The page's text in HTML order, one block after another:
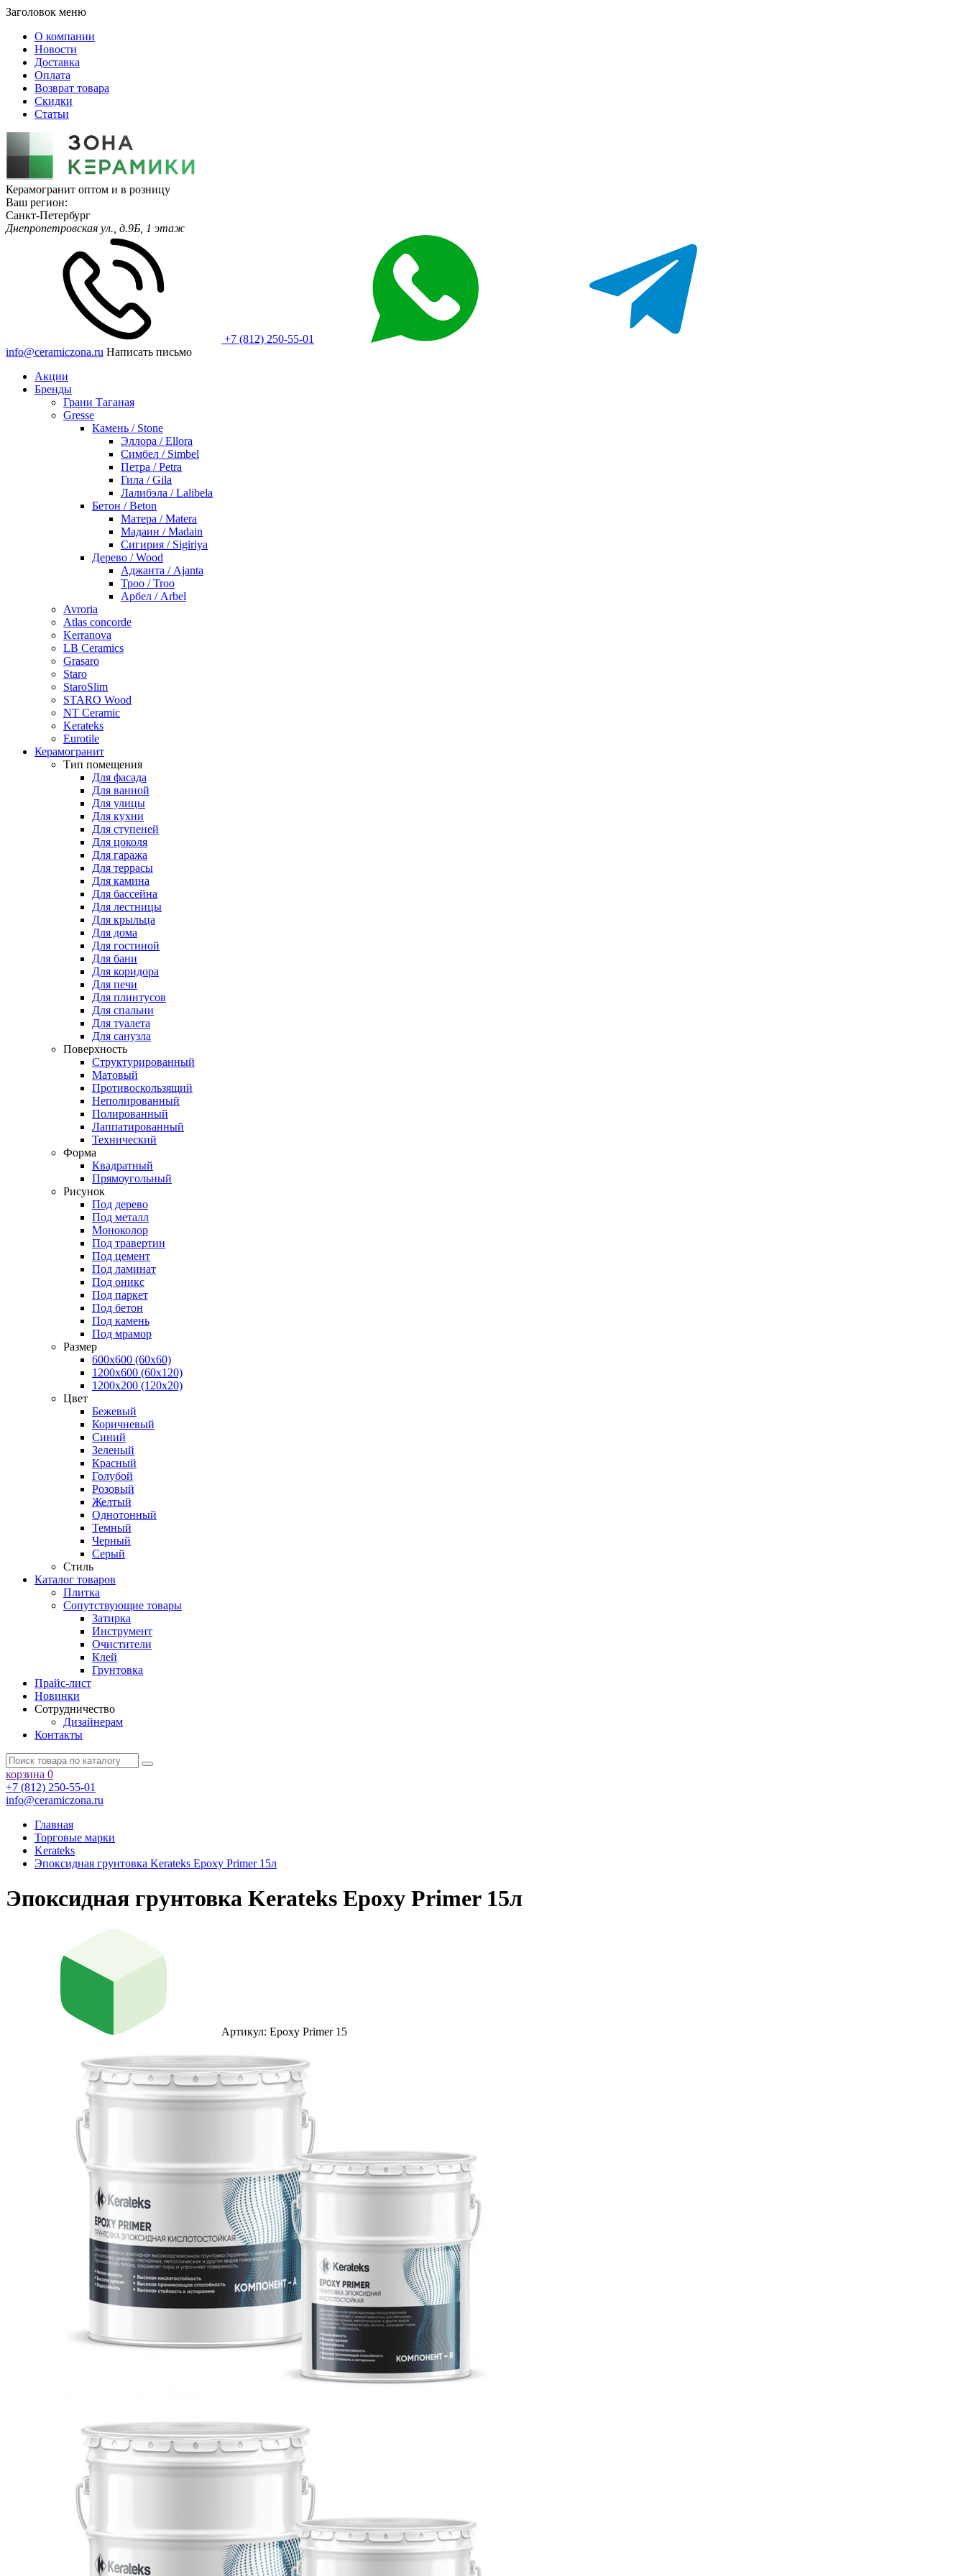
Заголовок меню
О компании
Новости
Доставка
Оплата
Возврат товара
Скидки
Статьи
Керамогранит оптом и в розницу
Ваш регион:
Санкт-Петербург
Днепропетровская ул., д.9Б, 1 этаж
+7 (812) 250-55-01
info@ceramiczona.ru Написать письмо
Акции
Бренды
Грани Таганая
Gresse
Камень / Stone
Эллора / Ellora
Симбел / Simbel
Петра / Petra
Гила / Gila
Лалибэла / Lalibela
Бетон / Beton
Матера / Matera
Мадаин / Madain
Сигирия / Sigiriya
Дерево / Wood
Аджанта / Ajanta
Троо / Troo
Арбел / Arbel
Avroria
Atlas concorde
Kerranova
LB Ceramics
Grasaro
Staro
StaroSlim
STARO Wood
NT Ceramic
Kerateks
Eurotile
Керамогранит
Тип помещения
Для фасада
Для ванной
Для улицы
Для кухни
Для ступеней
Для цоколя
Для гаража
Для террасы
Для камина
Для бассейна
Для лестницы
Для крыльца
Для дома
Для гостиной
Для бани
Для коридора
Для печи
Для плинтусов
Для спальни
Для туалета
Для санузла
Поверхность
Структурированный
Матовый
Противоскользящий
Неполированный
Полированный
Лаппатированный
Технический
Форма
Квадратный
Прямоугольный
Рисунок
Под дерево
Под металл
Моноколор
Под травертин
Под цемент
Под ламинат
Под оникс
Под паркет
Под бетон
Под камень
Под мрамор
Размер
600х600 (60х60)
1200х600 (60х120)
1200х200 (120x20)
Цвет
Бежевый
Коричневый
Синий
Зеленый
Красный
Голубой
Розовый
Желтый
Однотонный
Темный
Черный
Серый
Стиль
Каталог товаров
Плитка
Сопутствующие товары
Затирка
Инструмент
Очистители
Клей
Грунтовка
Прайс-лист
Новинки
Сотрудничество
Дизайнерам
Контакты
корзина 0
+7 (812) 250-55-01
info@ceramiczona.ru
Главная
Торговые марки
Kerateks
Эпоксидная грунтовка Kerateks Epoxy Primer 15л
Эпоксидная грунтовка Kerateks Epoxy Primer 15л
Артикул: Epoxy Primer 15